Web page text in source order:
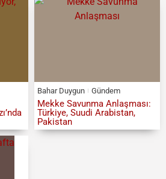
Bahar Duygun Gündem
Mekke Savunma Anlaşması:
Türkiye, Suudi Arabistan,
Pakistan